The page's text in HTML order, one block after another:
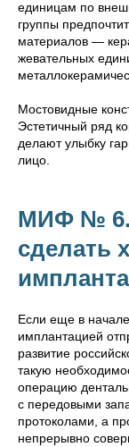
единицам по
группы
материалов —
жевательных
Мостовидные
Эстетичный ряд
делают улыбку
лицо.
МИФ № 6.
сделать
Если еще в начале
имплантацией
развитие
такую
операцию
с передовыми
протоколами, а
непрерывно